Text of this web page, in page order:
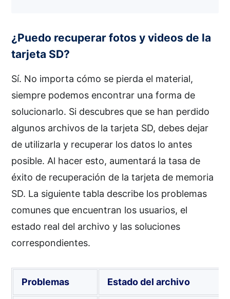
¿Puedo recuperar fotos y videos de la
tarjeta SD?
Sí. No importa cómo se pierda el material,
siempre podemos encontrar una forma de
solucionarlo. Si descubres que se han perdido
algunos archivos de la tarjeta SD, debes dejar
de utilizarla y recuperar los datos lo antes
posible. Al hacer esto, aumentará la tasa de
éxito de recuperación de la tarjeta de memoria
SD. La siguiente tabla describe los problemas
comunes que encuentran los usuarios, el
estado real del archivo y las soluciones
correspondientes.
Problemas Estado del archivo